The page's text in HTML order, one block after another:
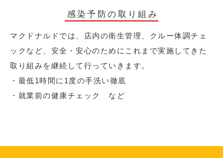
感染予防の取り組み
マクドナルドでは、店内の衛生管理、クルー体調チェ
ックなど、安全・安心のためにこれまで実施してきた
取り組みを継続して行っていきます。
・最低1時間に1度の手洗い徹底
・就業前の健康チェック など